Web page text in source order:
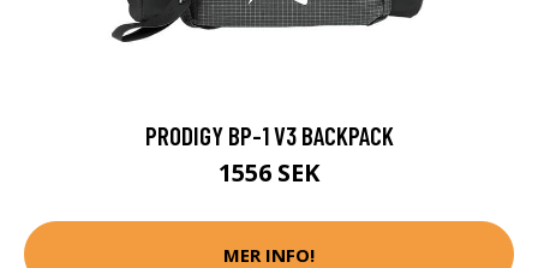
PRODIGY BP-1 V3 BACKPACK
1556 SEK
MER INFO!